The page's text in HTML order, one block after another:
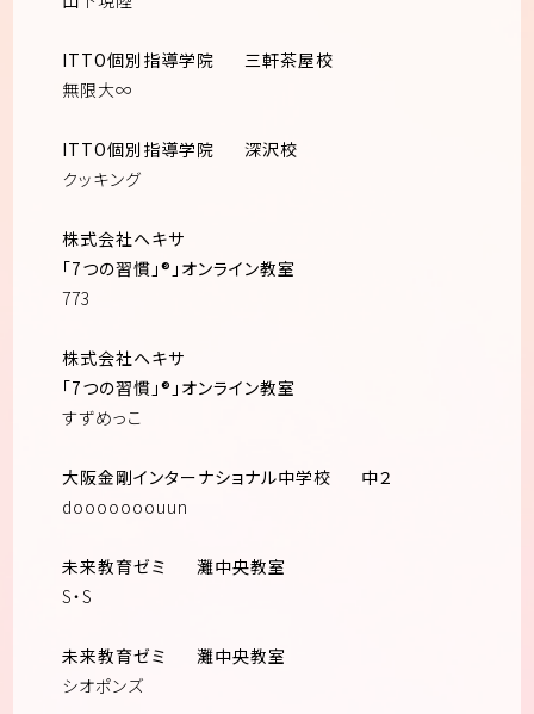
ITTO個別指導学院
三軒茶屋校
無限大∞
ITTO個別指導学院
深沢校
クッキング
株式会社ヘキサ
「7つの習慣」®︎」オンライン教室
773
株式会社ヘキサ
「7つの習慣」®︎」オンライン教室
すずめっこ
大阪金剛インターナショナル中学校
中２
dooooooouun
未来教育ゼミ
灘中央教室
S・S
未来教育ゼミ
灘中央教室
シオポンズ